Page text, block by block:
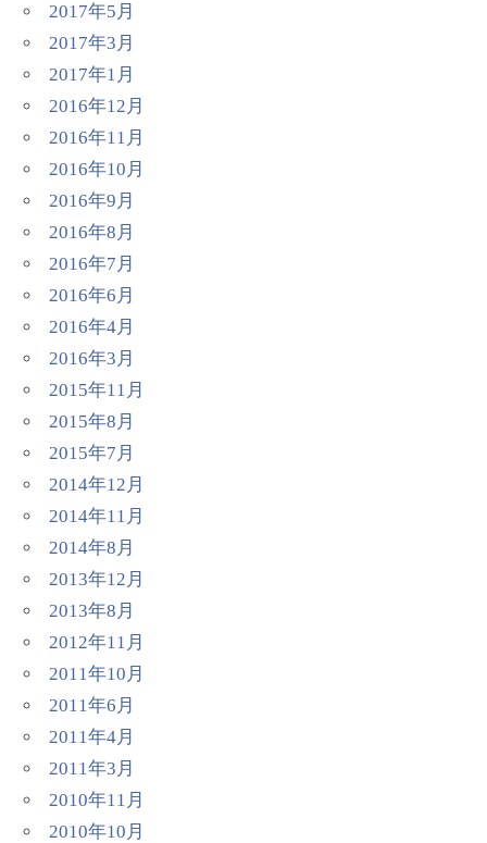
2017年5月
2017年3月
2017年1月
2016年12月
2016年11月
2016年10月
2016年9月
2016年8月
2016年7月
2016年6月
2016年4月
2016年3月
2015年11月
2015年8月
2015年7月
2014年12月
2014年11月
2014年8月
2013年12月
2013年8月
2012年11月
2011年10月
2011年6月
2011年4月
2011年3月
2010年11月
2010年10月